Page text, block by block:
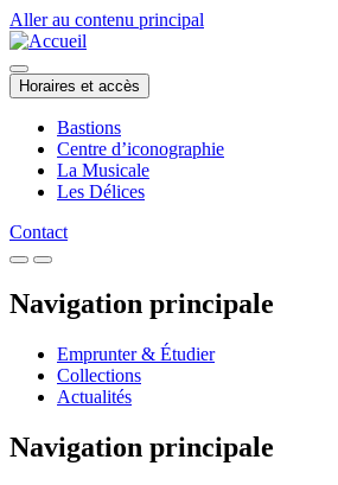
Aller au contenu principal
Horaires et accès
Bastions
Centre d’iconographie
La Musicale
Les Délices
Contact
Navigation principale
Emprunter & Étudier
Collections
Actualités
Navigation principale